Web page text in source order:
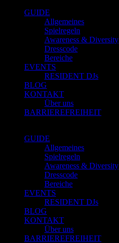
GUIDE
Allgemeines
Spielregeln
Awareness & Diversity
Dresscode
Bereiche
EVENTS
RESIDENT DJs
BLOG
KONTAKT
Über uns
BARRIEREFREIHEIT
GUIDE
Allgemeines
Spielregeln
Awareness & Diversity
Dresscode
Bereiche
EVENTS
RESIDENT DJs
BLOG
KONTAKT
Über uns
BARRIEREFREIHEIT